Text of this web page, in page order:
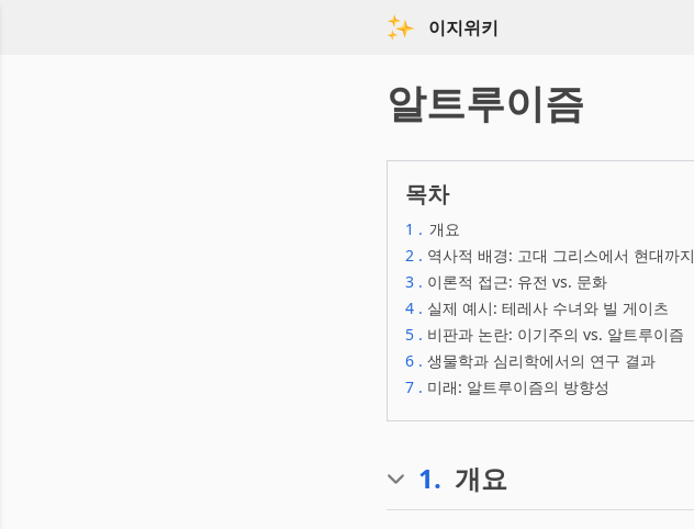
이지위키
알트루이즘
목차
1 . 개요
2 . 역사적 배경: 고대 그리스에서 현대까지
3 . 이론적 접근: 유전 vs. 문화
4 . 실제 예시: 테레사 수녀와 빌 게이츠
5 . 비판과 논란: 이기주의 vs. 알트루이즘
6 . 생물학과 심리학에서의 연구 결과
7 . 미래: 알트루이즘의 방향성
1. 개요